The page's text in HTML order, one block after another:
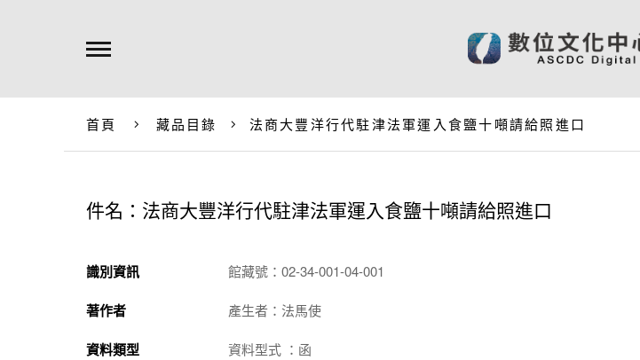
首頁 藏品目錄 法商大豐洋行代駐津法軍運入食鹽十噸請給照進口
件名：法商大豐洋行代駐津法軍運入食鹽十噸請給照進口
識別資訊 館藏號：02-34-001-04-001
著作者 產生者：法馬使
資料類型 資料型式 ：函